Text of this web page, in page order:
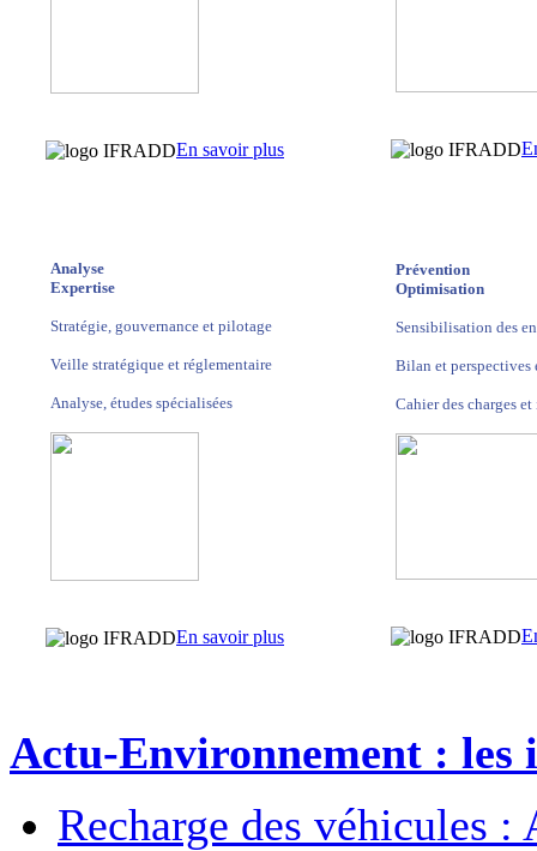
En savoir plus
Analyse
Expertise
Stratégie, gouvernance et pilotage
Veille stratégique et réglementaire
Analyse, études spécialisées
En savoir plus
Prévention
Optimisation
Sensibilisation des
Bilan et perspectives
Cahier des charges
Actu-Environnement : les
Recharge des véhicules